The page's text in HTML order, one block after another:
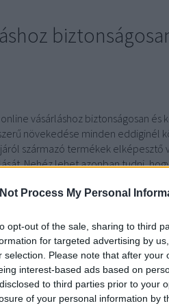
Process My Personal
opt-out of the sale, sharing to third
for targeted advertising by
selection. Please note that after
interest-based ads based on
to third parties prior to your
of your personal information by
mi-a-
tudnivalo-a-
vásárláshoz biztonságosan
növekedése minden eddiginél
származó termékek elképesztő
Nehéz lehet azonban tudni,
TOVÁBB